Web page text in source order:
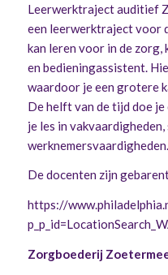
Leerwerktraject auditief
een leerwerktraject voor
kan leren voor in de zorg,
en bedieningassistent.
waardoor je een grotere
De helft van de tijd doe
je les in
werknemersvaardigheden.
De docenten zijn
https://
Zorgboederij